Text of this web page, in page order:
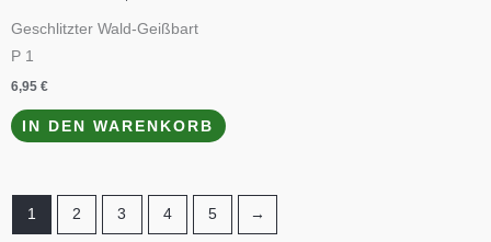
Geschlitzter Wald-Geißbart
P 1
6,95 €
IN DEN WARENKORB
1 2 3 4 5 →